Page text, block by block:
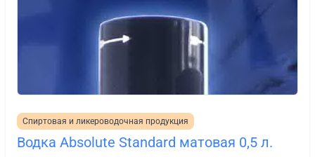
Спиртовая и ликероводочная продукция
Водка Absolute Standard матовая 0,5 л.